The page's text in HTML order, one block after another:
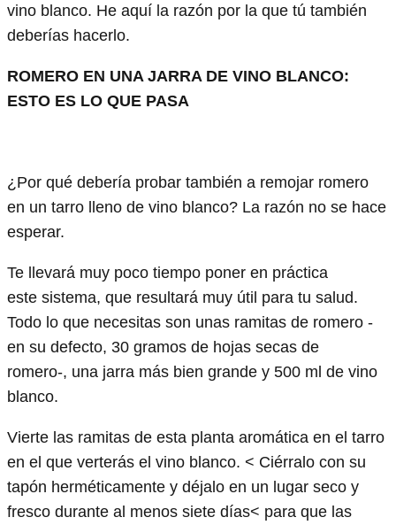
vino blanco. He aquí la razón por la que tú también
deberías hacerlo.
ROMERO EN UNA JARRA DE VINO BLANCO:
ESTO ES LO QUE PASA
¿Por qué debería probar también a remojar romero
en un tarro lleno de vino blanco? La razón no se hace
esperar.
Te llevará muy poco tiempo poner en práctica
este sistema, que resultará muy útil para tu salud.
Todo lo que necesitas son unas ramitas de romero -
en su defecto, 30 gramos de hojas secas de
romero-, una jarra más bien grande y 500 ml de vino
blanco.
Vierte las ramitas de esta planta aromática en el tarro
en el que verterás el vino blanco. < Ciérralo con su
tapón herméticamente y déjalo en un lugar seco y
fresco durante al menos siete días< para que las